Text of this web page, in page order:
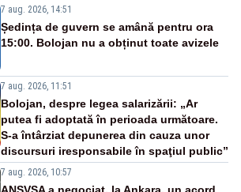
7 aug. 2026, 14:51
Ședința de guvern se amână pentru ora
15:00. Bolojan nu a obținut toate avizele
7 aug. 2026, 11:51
Bolojan, despre legea salarizării: „Ar
putea fi adoptată în perioada următoare.
S-a întârziat depunerea din cauza unor
discursuri iresponsabile în spaţiul public”
7 aug. 2026, 10:57